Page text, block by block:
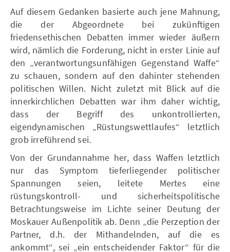
Auf diesem Gedanken basierte auch jene Mahnung,
die der Abgeordnete bei zukünftigen
friedensethischen Debatten immer wieder äußern
wird, nämlich die Forderung, nicht in erster Linie auf
den „verantwortungsunfähigen Gegenstand Waffe“
zu schauen, sondern auf den dahinter stehenden
politischen Willen. Nicht zuletzt mit Blick auf die
innerkirchlichen Debatten war ihm daher wichtig,
dass der Begriff des unkontrollierten,
eigendynamischen „Rüstungswettlaufes“ letztlich
grob irreführend sei.
Von der Grundannahme her, dass Waffen letztlich
nur das Symptom tieferliegender politischer
Spannungen seien, leitete Mertes eine
rüstungskontroll- und sicherheitspolitische
Betrachtungsweise im Lichte seiner Deutung der
Moskauer Außenpolitik ab. Denn „die Perzeption der
Partner, d.h. der Mithandelnden, auf die es
ankommt“, sei „ein entscheidender Faktor“ für die